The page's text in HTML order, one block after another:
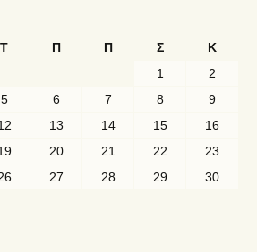
Τ Π Π Σ
Κ
1
2
5 6 7 8
9
13 14 15
16
20 21 22
23
27 28 29
30